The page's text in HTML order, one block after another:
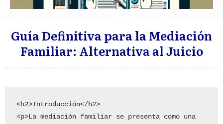
Guía Definitiva para la Mediación
Familiar: Alternativa al Juicio
<h2>Introducción</h2>
<p>La mediación familiar se presenta como una